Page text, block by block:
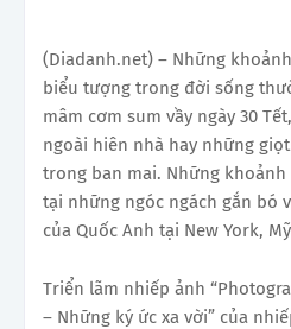
(Diadanh.net) – Những
biểu tượng trong đời sống
mâm cơm sum vầy ngày 30
ngoài hiên nhà hay những
trong ban mai. Những
tại những ngóc ngách gắn bó
của Quốc Anh tại New York,
Triển lãm nhiếp ảnh
– Những ký ức xa vời” của